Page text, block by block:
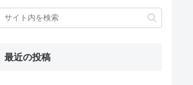
最近の投稿